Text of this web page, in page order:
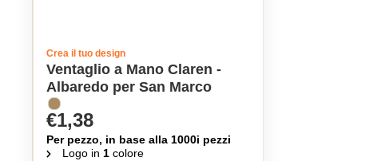
Crea il tuo design
Ventaglio a Mano Claren -
Albaredo per San Marco
€1,38
Per pezzo, in base alla 1000i pezzi
Logo in 1colore